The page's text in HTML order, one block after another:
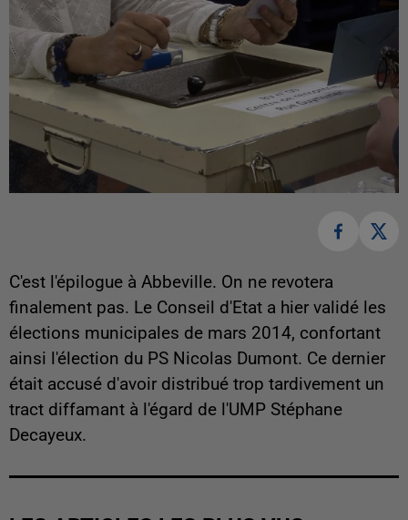
C'est l'épilogue à Abbeville. On ne revotera
finalement pas. Le Conseil d'Etat a hier validé les
élections municipales de mars 2014, confortant
ainsi l'élection du PS Nicolas Dumont. Ce dernier
était accusé d'avoir distribué trop tardivement un
tract diffamant à l'égard de l'UMP Stéphane
Decayeux.